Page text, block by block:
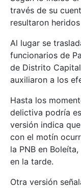
través de su
resultaron
Al lugar se
funcionarios de
de Distrito
auxiliaron a los
Hasta los
delictiva podría
versión indica
con el motín
la PNB en
en la tarde.
Otra versión